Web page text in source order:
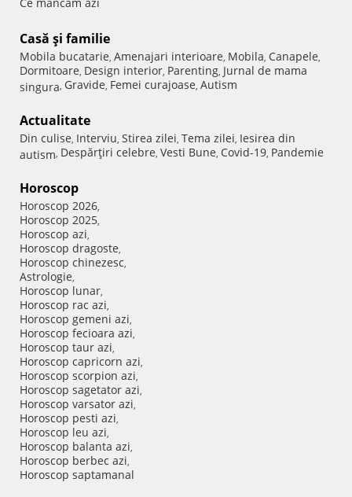
Casă şi familie
Mobila bucatarie, Amenajari interioare, Mobila, Canapele,
Dormitoare, Design interior, Parenting, Jurnal de mama
singura, Gravide, Femei curajoase, Autism
Actualitate
Din culise, Interviu, Stirea zilei, Tema zilei, Iesirea din
autism, Despărţiri celebre, Vesti Bune, Covid-19, Pandemie
Horoscop
Horoscop 2026,
Horoscop 2025,
Horoscop azi,
Horoscop dragoste,
Horoscop chinezesc,
Astrologie,
Horoscop lunar,
Horoscop rac azi,
Horoscop gemeni azi,
Horoscop fecioara azi,
Horoscop taur azi,
Horoscop capricorn azi,
Horoscop scorpion azi,
Horoscop sagetator azi,
Horoscop varsator azi,
Horoscop pesti azi,
Horoscop leu azi,
Horoscop balanta azi,
Horoscop berbec azi,
Horoscop saptamanal